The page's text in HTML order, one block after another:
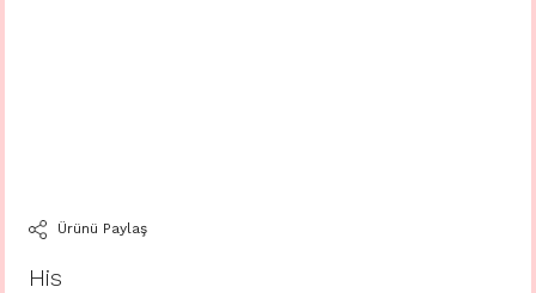
Ürünü Paylaş
His